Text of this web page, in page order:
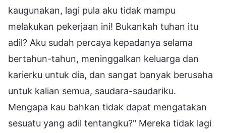
kaugunakan, lagi pula aku tidak mampu
melakukan pekerjaan ini! Bukankah tuhan itu
adil? Aku sudah percaya kepadanya selama
bertahun-tahun, meninggalkan keluarga dan
karierku untuk dia, dan sangat banyak berusaha
untuk kalian semua, saudara-saudariku.
Mengapa kau bahkan tidak dapat mengatakan
sesuatu yang adil tentangku?" Mereka tidak lagi